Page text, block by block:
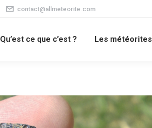
contact@allmeteorite.com
Qu’est ce que c’est ? Les météorites